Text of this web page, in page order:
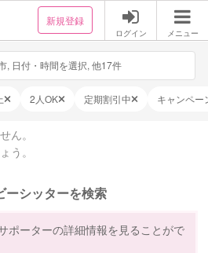
新規登録
ログイン メニュー
, 日付・時間を選択, 他17件
2人OK 定期割引中 キャンペー
ん。
う。
ーシッターを検索
ポーターの詳細情報を見ることがで